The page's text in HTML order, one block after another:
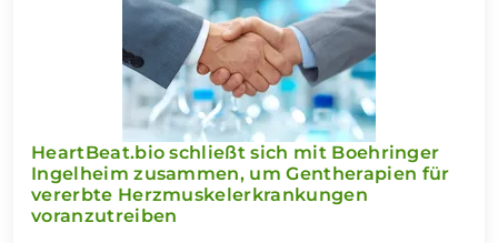
HeartBeat.bio schließt sich mit Boehringer
Ingelheim zusammen, um Gentherapien für
vererbte Herzmuskelerkrankungen
voranzutreiben